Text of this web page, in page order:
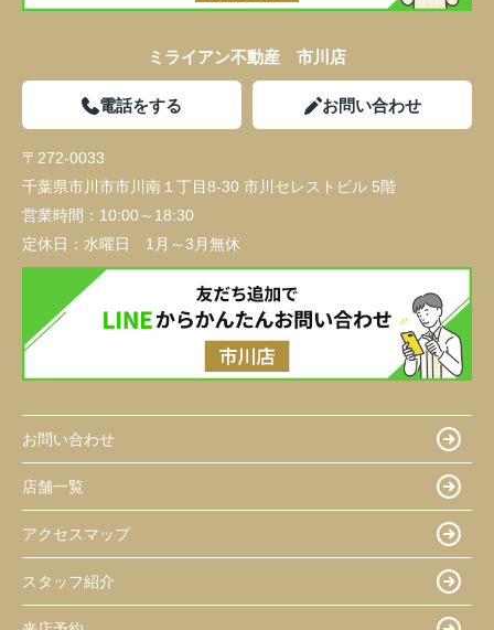
ミライアン不動産 市川店
電話をする お問い合わせ
〒272-0033
千葉県市川市市川南１丁目8-30 市川セレストビル 5階
営業時間： 10:00～18:30
定休日： 水曜日 1月～3月無休
お問い合わせ
店舗一覧
アクセスマップ
スタッフ紹介